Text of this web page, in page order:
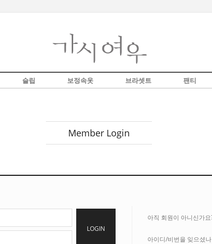
슬립 보정속옷 브라셋트 팬티
Member Login
LOGIN
아직 회원이 아니신가요
아이디/비번을 잊으셨